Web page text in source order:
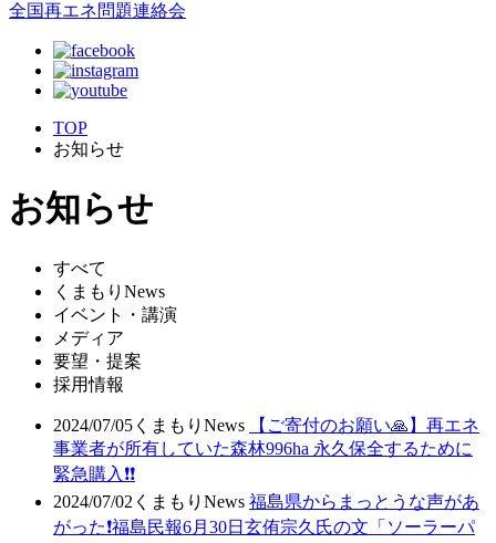
全国再エネ問題連絡会
TOP
お知らせ
お知らせ
すべて
くまもりNews
イベント・講演
メディア
要望・提案
採用情報
2024/07/05 くまもりNews
【ご寄付のお願い🙏】再エネ
事業者が所有していた森林996ha 永久保全するために
緊急購入❗❗
2024/07/02 くまもりNews 福島県からまっとうな声があ
がった❗福島民報6月30日玄侑宗久氏の文「ソーラーパ